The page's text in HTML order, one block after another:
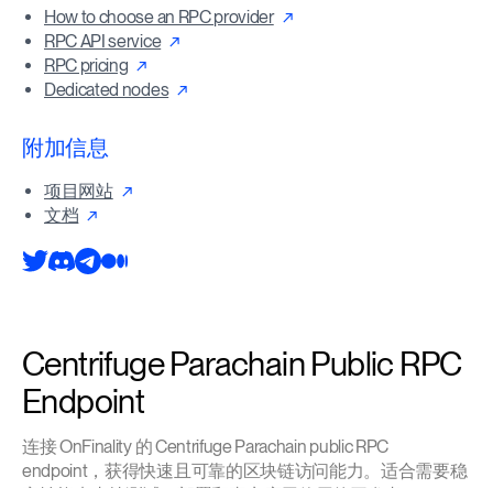
How to choose an RPC provider
RPC API service
RPC pricing
Dedicated nodes
附加信息
项目网站
文档
Centrifuge Parachain Public RPC
Endpoint
连接 OnFinality 的 Centrifuge Parachain public RPC
endpoint，获得快速且可靠的区块链访问能力。适合需要稳